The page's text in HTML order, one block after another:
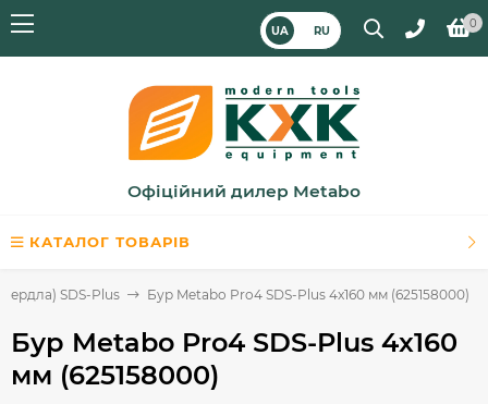
UA RU
0
Офіційний дилер Metabo
КАТАЛОГ ТОВАРІВ
SDS-Plus Бур Metabo Pro4 SDS-Plus 4x160 мм (625158000)
Бур Metabo Pro4 SDS-Plus 4x160
мм (625158000)